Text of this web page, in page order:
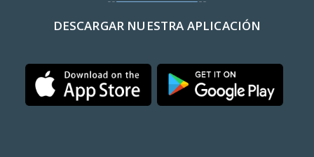
DESCARGAR NUESTRA APLICACIÓN